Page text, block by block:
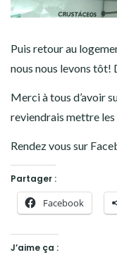
Puis retour au
nous nous levons tôt!
Merci à tous d’avoir
reviendrais mettre
Rendez vous sur
Partager :
Facebook
J’aime ça :